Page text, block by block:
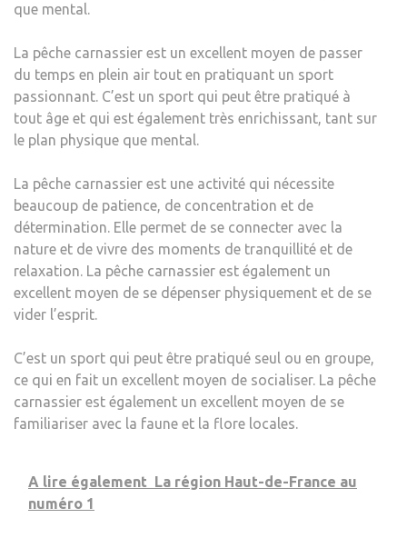
que mental.
La pêche carnassier est un excellent moyen de passer
du temps en plein air tout en pratiquant un sport
passionnant. C’est un sport qui peut être pratiqué à
tout âge et qui est également très enrichissant, tant sur
le plan physique que mental.
La pêche carnassier est une activité qui nécessite
beaucoup de patience, de concentration et de
détermination. Elle permet de se connecter avec la
nature et de vivre des moments de tranquillité et de
relaxation. La pêche carnassier est également un
excellent moyen de se dépenser physiquement et de se
vider l’esprit.
C’est un sport qui peut être pratiqué seul ou en groupe,
ce qui en fait un excellent moyen de socialiser. La pêche
carnassier est également un excellent moyen de se
familiariser avec la faune et la flore locales.
A lire également
La région Haut-de-France au
numéro 1